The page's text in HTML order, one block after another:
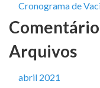
Cronograma de
Arquivos
abril 2021